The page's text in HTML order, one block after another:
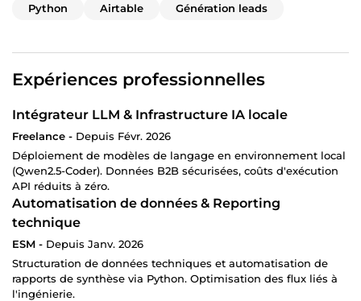
livraison inclus
l'ensemble du système
Option suivi mensuel : monitoring actif, rapport de
performance mensuel, ajustements techniques et
🎯 Pourquoi travailler avec moi
Je refuse les projets où l'investissement n'est pas justifié.
C'est l'objet de l'Étape 1.
Je travaille sur un nombre limité de projets
simultanément. Chaque projet reçoit une attention
complète.
Les systèmes que je construis vous appartiennent
entièrement. Pas d'abonnement à ma plateforme, pas de
dépendance à mon intervention pour faire tourner votre
Python
Airtable Génération leads
Expériences professionnelles
Intégrateur LLM & Infrastructure IA locale
Freelance - Depuis Févr. 2026
Déploiement de modèles de langage en environnement local
(Qwen2.5-Coder). Données B2B sécurisées, coûts d'exécution
API réduits à zéro.
Automatisation de données & Reporting
technique
ESM - Depuis Janv. 2026
Structuration de données techniques et automatisation de
rapports de synthèse via Python. Optimisation des flux liés à
l'ingénierie.